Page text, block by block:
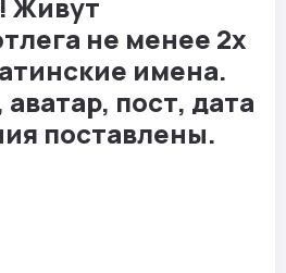
Живут
не менее 2х
имена.
аватар, пост, дата
поставлены.